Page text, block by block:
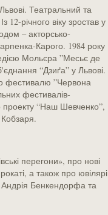
Театральний та
річного віку зростав у
– акторсько-
Карого. 1984 року
Мольєра ”Месьє де
“Дзиґа” у Львові.
фестивалю ”Червона
фестивалів-
проекту “Наш Шевченко”,
Кобзаря.
перегони», про нові
а також про
Андрія Бенкендорфа та